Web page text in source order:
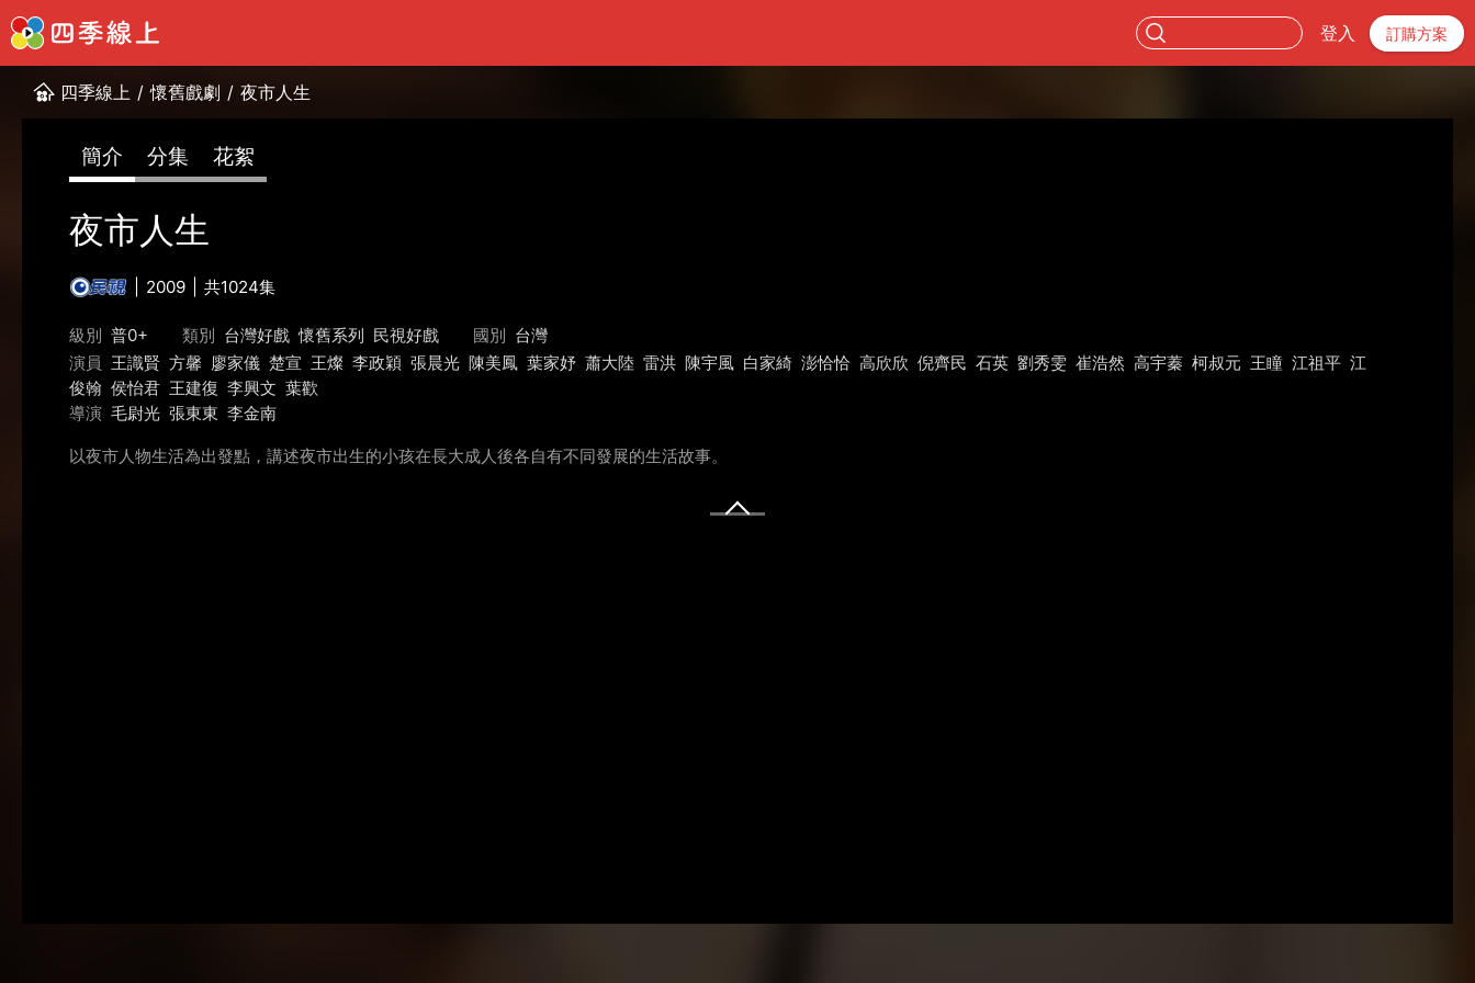
登入 訂購方案
四季線上 / 懷舊戲劇 / 夜市人生
簡介 分集 花絮
夜市人生
2009 共1024集
級別 普0+ 類別 台灣好戲 懷舊系列 民視好戲 國別 台灣
演員 王識賢 方馨 廖家儀 楚宣 王燦 李政穎 張晨光 陳美鳳 葉家妤 蕭大陸 雷洪 陳宇風 白家綺 澎恰恰 高欣欣 倪齊民 石英 劉秀雯 崔浩然 高宇蓁 柯叔元 王瞳 江祖平 江
俊翰 侯怡君 王建復 李興文 葉歡
導演 毛尉光 張東東 李金南
以夜市人物生活為出發點，講述夜市出生的小孩在長大成人後各自有不同發展的生活故事。